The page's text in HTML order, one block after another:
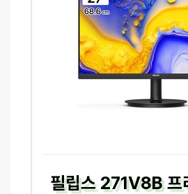
필립스 271V8B 프